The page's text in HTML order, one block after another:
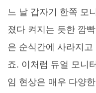
느 날 갑자기 한쪽 모
졌다 켜지는 듯한 깜
은 순식간에 사라지
죠. 이처럼 듀얼 모니
임 현상은 매우 다양